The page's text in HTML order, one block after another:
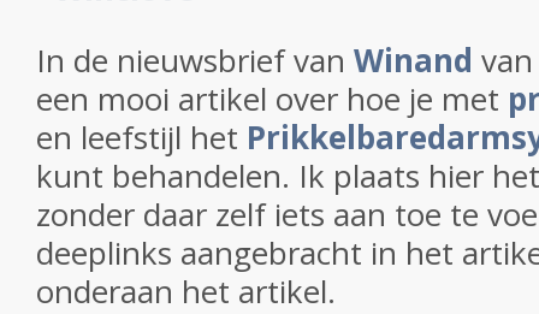
In de nieuwsbrief van Winand
een mooi artikel over hoe je met
en leefstijl het
kunt behandelen. Ik plaats hier
zonder daar zelf iets aan toe te
deeplinks aangebracht in het
onderaan het artikel.